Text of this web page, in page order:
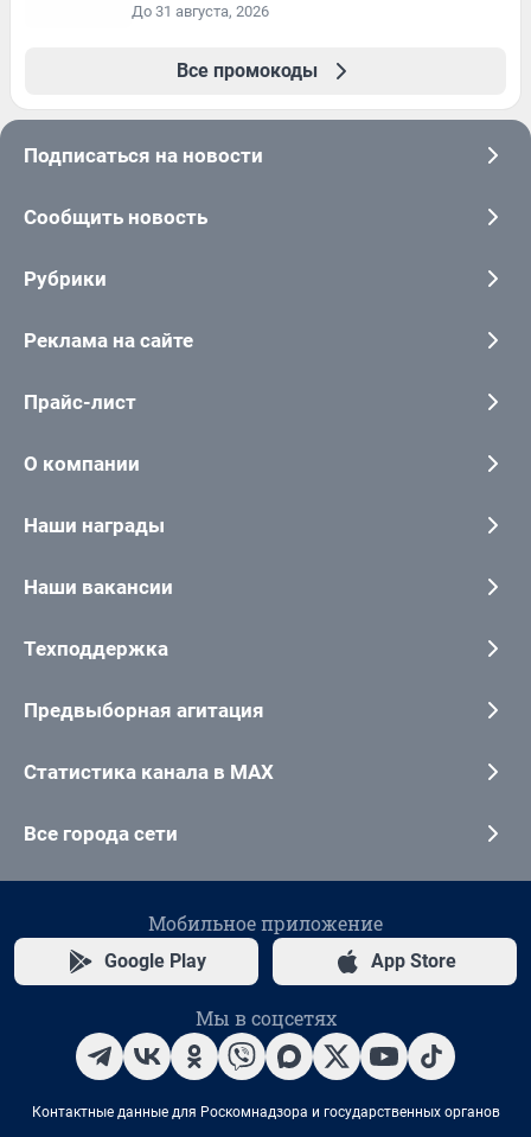
До 31 августа, 2026
Все промокоды
Подписаться на новости
Сообщить новость
Рубрики
Реклама на сайте
Прайс-лист
О компании
Наши награды
Наши вакансии
Техподдержка
Предвыборная агитация
Статистика канала в MAX
Все города сети
Мобильное приложение
Google Play App Store
Мы в соцсетях
Контактные данные для Роскомнадзора и государственных органов